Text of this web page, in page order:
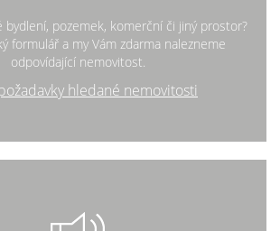
bydlení, pozemek, komerční či jiný prostor?
formulář a my Vám zdarma nalezneme
odpovídající nemovitost.
hledané nemovitosti